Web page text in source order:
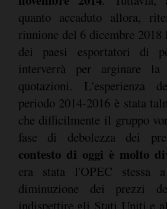
quanto accaduto allora,
riunione del 6 dicembre 2018
dei paesi esportatori di
interverrà per arginare la
quotazioni. L'esperienza
periodo 2014-2016 è stata
che difficilmente il gruppo
fase di debolezza dei
contesto di oggi è molto
era stata l'OPEC stessa
diminuzione dei prezzi